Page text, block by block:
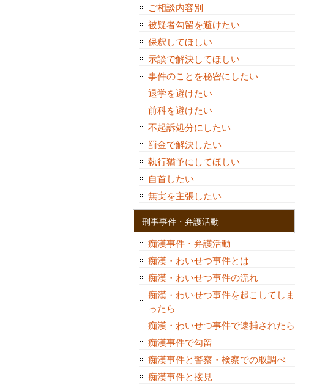
ご相談内容別
被疑者勾留を避けたい
保釈してほしい
示談で解決してほしい
事件のことを秘密にしたい
退学を避けたい
前科を避けたい
不起訴処分にしたい
罰金で解決したい
執行猶予にしてほしい
自首したい
無実を主張したい
刑事事件・弁護活動
痴漢事件・弁護活動
痴漢・わいせつ事件とは
痴漢・わいせつ事件の流れ
痴漢・わいせつ事件を起こしてしま
ったら
痴漢・わいせつ事件で逮捕されたら
痴漢事件で勾留
痴漢事件と警察・検察での取調べ
痴漢事件と接見